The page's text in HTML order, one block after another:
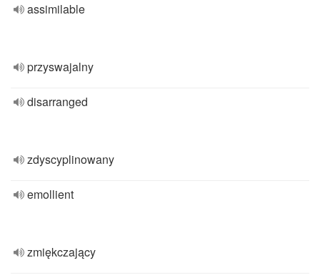
assimilable
przyswajalny
disarranged
zdyscyplinowany
emollient
zmiękczający